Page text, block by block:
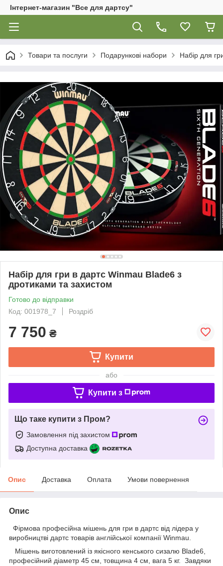
Інтернет-магазин "Все для дартсу"
Товари та послуги Подарункові набори Набір для
Набір для гри в дартс Winmau Blade6 з
дротиками та захистом
Готово до відправки
Код: 001978_7
Роздріб
7 750 ₴
Купити
або
Купити з
Що таке купити з Пром?
Замовлення під захистом
Доступна доставка
Опис Доставка Оплата Умови повернення
Опис
Фірмова професійна мішень для гри в дартс від лідера у
виробництві дартс товарів англійської компанії Winmau.
Мішень виготовлений із якісного кенського сизалю Blade6,
професійний діаметр 45 см, товщина 4 см, вага 5 кг. Завдяки